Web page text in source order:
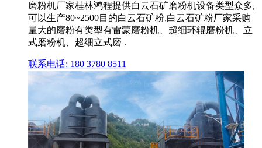
磨粉机厂家桂林鸿程提供白云石矿磨粉机设备类型众多,
可以生产80~2500目的白云石矿粉,白云石矿粉厂家采购
量大的磨粉有类型有雷蒙磨粉机、超细环辊磨粉机、立
式磨粉机、超细立式磨 .
联系电话: 180 3780 8511